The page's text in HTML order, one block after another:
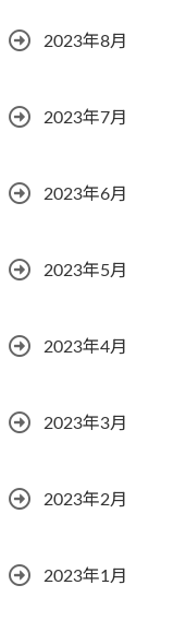
2023年8月
2023年7月
2023年6月
2023年5月
2023年4月
2023年3月
2023年2月
2023年1月